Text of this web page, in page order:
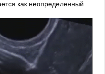
как неопределенный